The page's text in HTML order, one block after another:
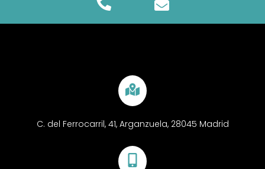
C. del Ferrocarril, 41, Arganzuela, 28045 Madrid